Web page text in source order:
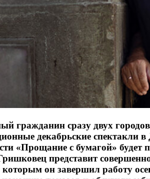
гражданин сразу двух
декабрьские спектакли
«Прощание с бумагой» будет
представит
которым он завершил работу